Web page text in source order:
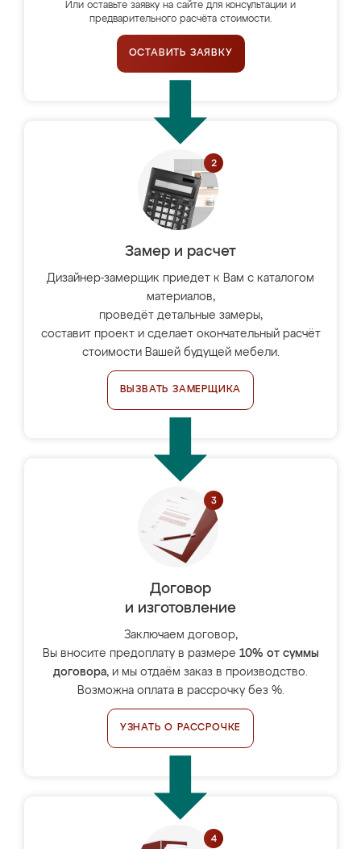
Или оставьте заявку на сайте для консультации и
предварительного расчёта стоимости.
ОСТАВИТЬ ЗАЯВКУ
Замер и расчет
Дизайнер-замерщик приедет к Вам с каталогом
материалов,
проведёт детальные замеры,
составит проект и сделает окончательный расчёт
стоимости Вашей будущей мебели.
ВЫЗВАТЬ ЗАМЕРЩИКА
Договор
и изготовление
Заключаем договор,
Вы вносите предоплату в размере 10% от суммы
договора, и мы отдаём заказ в производство.
Возможна оплата в рассрочку без %.
УЗНАТЬ О РАССРОЧКЕ